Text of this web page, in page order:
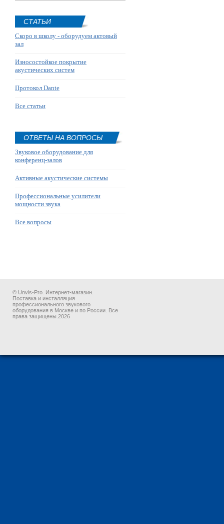
СТАТЬИ
Скоро в школу - оборудуем актовый
зал
Износостойкое покрытие
акустических систем
Протокол Dante
Все статьи
ОТВЕТЫ НА ВОПРОСЫ
Звуковое оборудование для
конференц-залов
Активные акустические системы
Профессиональные усилители
мощности звука
Все вопросы
© Unvis-Pro. Интернет-магазин.
Поставка и инсталляция
профессионального звукового
оборудования в Москве и по России. Все
права защищены.2026